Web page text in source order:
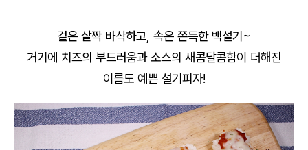
겉은 살짝 바삭하고, 속은 쫀득한 백설기~
거기에 치즈의 부드러움과 소스의 새콤달콤함이 더해진
이름도 예쁜 설기피자!